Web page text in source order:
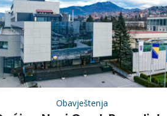
Obavještenja